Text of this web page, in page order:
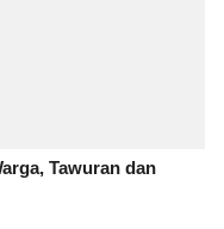
Tawuran dan